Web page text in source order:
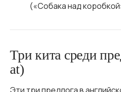
(«Собака над
Три кита среди
at)